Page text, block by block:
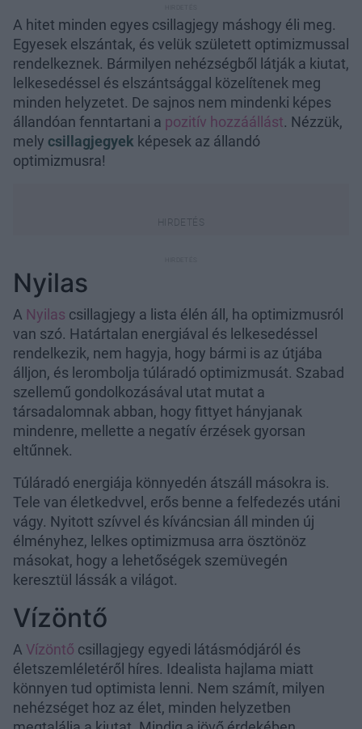
A hitet minden egyes csillagjegy máshogy éli meg.
Egyesek elszántak, és velük született optimizmussal
rendelkeznek. Bármilyen nehézségből látják a kiutat,
lelkesedéssel és elszántsággal közelítenek meg
minden helyzetet. De sajnos nem mindenki képes
állandóan fenntartani a pozitív hozzáállást. Nézzük,
mely csillagjegyek képesek az állandó
optimizmusra!
Nyilas
A Nyilas csillagjegy a lista élén áll, ha optimizmusról
van szó. Határtalan energiával és lelkesedéssel
rendelkezik, nem hagyja, hogy bármi is az útjába
álljon, és lerombolja túláradó optimizmusát. Szabad
szellemű gondolkozásával utat mutat a
társadalomnak abban, hogy fittyet hányjanak
mindenre, mellette a negatív érzések gyorsan
eltűnnek.
Túláradó energiája könnyedén átszáll másokra is.
Tele van életkedvvel, erős benne a felfedezés utáni
vágy. Nyitott szívvel és kíváncsian áll minden új
élményhez, lelkes optimizmusa arra ösztönöz
másokat, hogy a lehetőségek szemüvegén
keresztül lássák a világot.
Vízöntő
A Vízöntő csillagjegy egyedi látásmódjáról és
életszemléletéről híres. Idealista hajlama miatt
könnyen tud optimista lenni. Nem számít, milyen
nehézséget hoz az élet, minden helyzetben